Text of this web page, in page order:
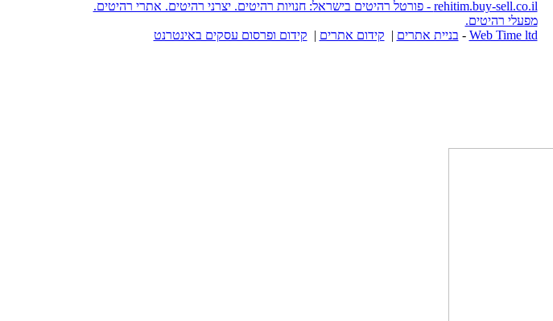
rehitim.buy-sell.co.il - פורטל רהיטים בישראל: חנויות רהיטים. יצרני רהיטים. אתרי רהיטים.
מפעלי רהיטים.
Web Time ltd
- בניית אתרים | קידום אתרים | קידום ופרסום עסקים באינטרנט